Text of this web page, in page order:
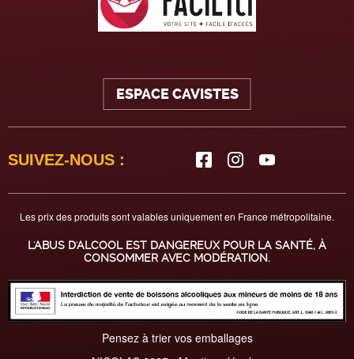
ESPACE CAVISTES
SUIVEZ-NOUS :
Les prix des produits sont valables uniquement en France métropolitaine.
L'ABUS D'ALCOOL EST DANGEREUX POUR LA SANTÉ, À
CONSOMMER AVEC MODÉRATION.
Pensez à trier vos emballages